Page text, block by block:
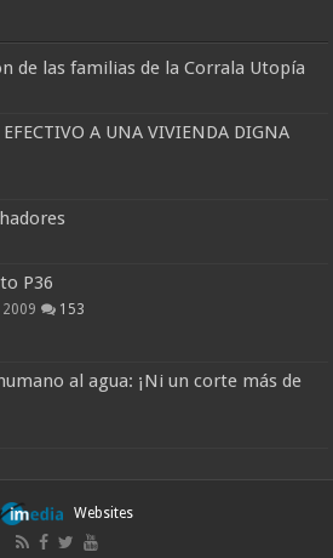
de las familias de la Corrala Utopía
A UNA VIVIENDA DIGNA
P36
153
al agua: ¡Ni un corte más de
Websites